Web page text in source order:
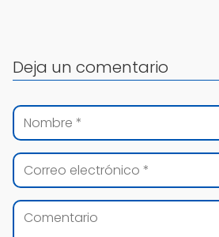
Deja un comentario